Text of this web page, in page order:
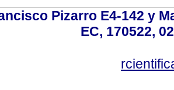
Pizarro E4-142 y
EC, 170522,